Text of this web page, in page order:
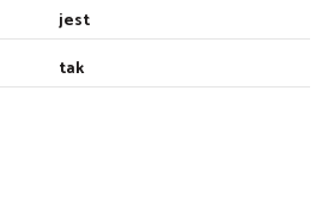
jest
tak